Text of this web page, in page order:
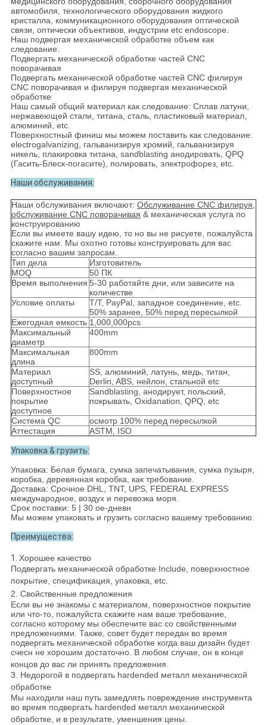
автомобиля, технологического оборудования жидкого
кристалла, коммуникационного оборудования оптической
связи, оптически объективов, индустрии etc endoscope.
Наш подвергая механической обработке объем как
следование:
Подвергать механической обработке частей CNC
поворачивая
Подвергать механической обработке частей CNC филируя
CNC поворачивая и филируя подвергая механической
обработке
Наш самый общий материал как следование: Сплав латуни,
нержавеющей стали, титана, сталь, пластиковый материал,
алюминий, etc.
Поверхностный финиш мы можем поставить как следование:
electrogalvanizing, гальванизируя хромий, гальванизируя
никель, плакировка титана, sandblasting анодировать, QPQ
(Гасить-Блеск-погасите), полировать, электрофорез, etc.
Наши обслуживания:
Наши обслуживания включают: Обслуживание CNC филируя,
обслуживание CNC поворачивая & механическая услуга по
конструированию
Если вы имеете вашу идею, то но вы не рисуете, пожалуйста
скажите нам. Мы охотно готовы конструировать для вас
согласно вашим запросам.
Тип дела
Изготовитель
MOQ
50 ПК
Время выполнения 5-30 работайте дни, или зависите на
количестве
Условие оплаты
T/T, PayPal, западное соединение, etc.
50% заранее, 50% перед пересылкой
Ежегодная емкость 1,000,000pcs
Максимальный
диаметр
400mm
Максимальная
длина
800mm
Материал
доступный
SS, алюминий, латунь, медь, титан,
Derlin, ABS, нейлон, стальной etc
Поверхностное
покрытие
доступное
Sandblasting, анодирует, польский,
покрывать, Oxidanation, QPQ, etc
Система QC
осмотр 100% перед пересылкой
Аттестация
ASTM, ISO
Упаковка & грузить:
Упаковка: Белая бумага, сумка запечатывания, сумка пузыря,
коробка, деревянная коробка, как требование.
Доставка: Срочное DHL, TNT, UPS, FEDERAL EXPRESS
международное, воздух и перевозка моря.
Срок поставки: 5 | 30 ое-дневн
Мы можем упаковать и грузить согласно вашему требованию.
Преимущества:
1. Хорошее качество
Подвергать механической обработке Include, поверхностное
покрытие, спецификация, упаковка, etc.
2. Свойственные предложения
Если вы не знакомы с материалом, поверхностное покрытие
или что-то, пожалуйста скажите нам ваше требование,
согласно которому мы обеспечите вас со свойственными
предложениями. Также, совет будет передан во время
подвергать механической обработке когда ваш дизайн будет
счесн не хорошим достаточно. В любом случае, он в конце
концов до вас ли принять предложения.
3. Недорогой в подвергать hardended металл механической
обработке
Мы находили наш путь замедлять повреждение инструмента
во время подвергать hardended металл механической
обработке, и в результате, уменшения цены.